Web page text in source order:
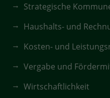
Strategische
Haushalts- und
Kosten- und
Vergabe und
Wirtschaftlichkeit